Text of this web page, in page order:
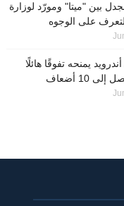
بين "ميتا" ومورّد لوزارة
التعرف على الوجوه
يمنحه تفوقًا هائلًا
أضعاف